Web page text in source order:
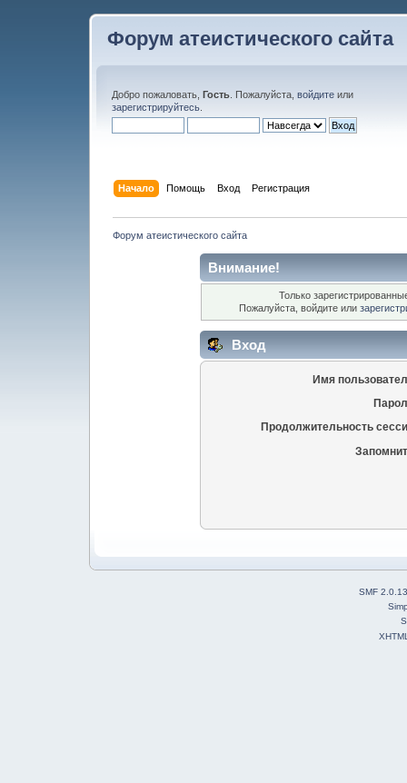
Форум атеистического сайта
Добро пожаловать, Гость . Пожалуйста, войдите или
зарегистрируйтесь
Начало Помощь Вход Регистрация
Форум атеистического сайта
Внимание!
Только
Пожалуйста, войдите или
Вход
Имя
Продолжительность
SMF 2.0.13